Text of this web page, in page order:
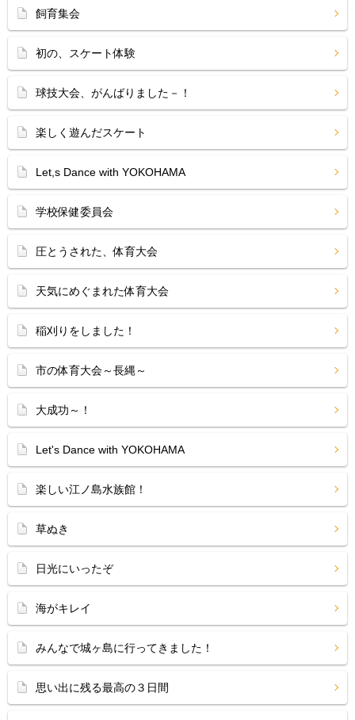
飼育集会
初の、スケート体験
球技大会、がんばりました－！
楽しく遊んだスケート
Let,s Dance with YOKOHAMA
学校保健委員会
圧とうされた、体育大会
天気にめぐまれた体育大会
稲刈りをしました！
市の体育大会～長縄～
大成功～！
Let's Dance with YOKOHAMA
楽しい江ノ島水族館！
草ぬき
日光にいったぞ
海がキレイ
みんなで城ヶ島に行ってきました！
思い出に残る最高の３日間